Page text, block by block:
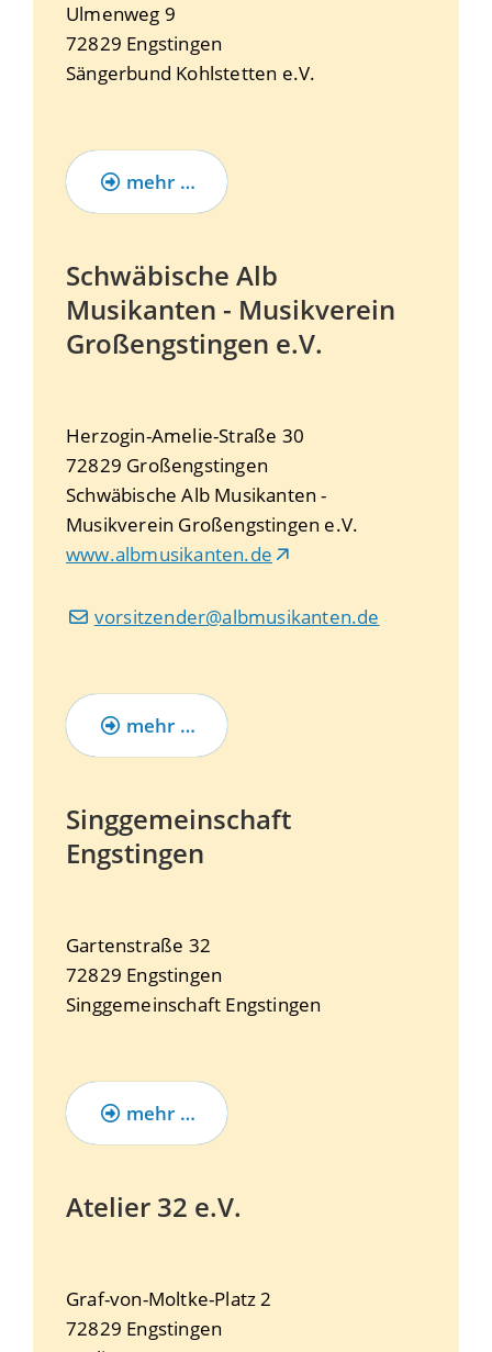
Sängerbund Kohlstetten e.V.
Ulmenweg 9
72829 Engstingen
mehr …
Schwäbische Alb
Musikanten - Musikverein
Großengstingen e.V.
Schwäbische Alb Musikanten -
Musikverein Großengstingen e.V.
Herzogin-Amelie-Straße 30
72829 Großengstingen
www.albmusikanten.de
vorsitzender@albmusikanten.de
mehr …
Singgemeinschaft
Engstingen
Singgemeinschaft Engstingen
Gartenstraße 32
72829 Engstingen
mehr …
Atelier 32 e.V.
Graf-von-Moltke-Platz 2
72829 Engstingen